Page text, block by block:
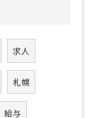
求人
札幌
給与